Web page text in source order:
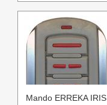
Mando ERREKA IRIS